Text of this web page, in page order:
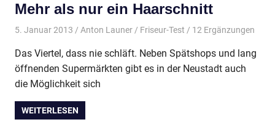
Mehr als nur ein Haarschnitt
5. Januar 2013 Anton Launer Friseur-Test / 12 Ergänzungen
Das Viertel, dass nie schläft. Neben Spätshops und lang
öffnenden Supermärkten gibt es in der Neustadt auch
die Möglichkeit sich
WEITERLESEN